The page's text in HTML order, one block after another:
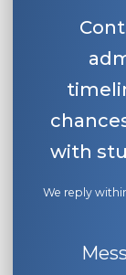
with
We reply